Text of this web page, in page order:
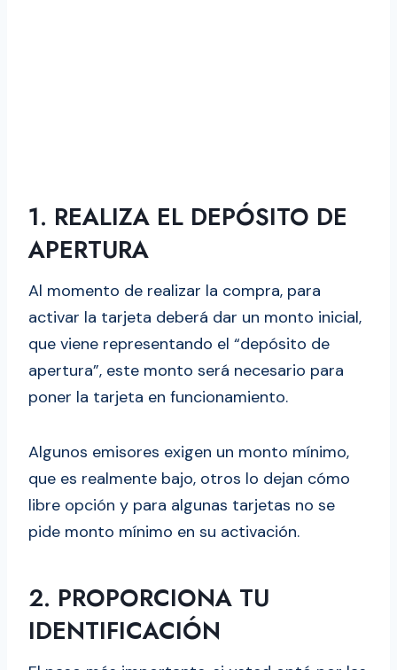
1. REALIZA EL DEPÓSITO DE
APERTURA
Al momento de realizar la compra, para
activar la tarjeta deberá dar un monto inicial,
que viene representando el “depósito de
apertura”, este monto será necesario para
poner la tarjeta en funcionamiento.
Algunos emisores exigen un monto mínimo,
que es realmente bajo, otros lo dejan cómo
libre opción y para algunas tarjetas no se
pide monto mínimo en su activación.
2. PROPORCIONA TU
IDENTIFICACIÓN